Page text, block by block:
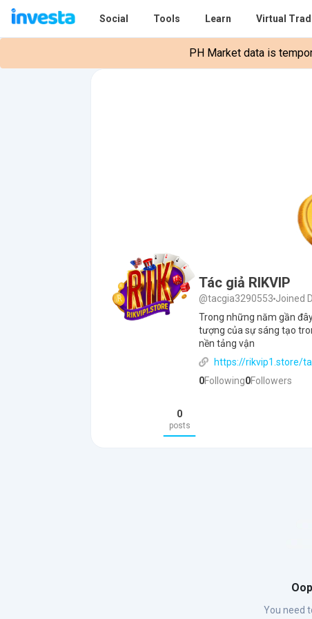
Social Tools Learn Virtual
PH Market data is
Tác giả RIKVIP
@tacgia3290553 Joined
Trong những năm gần
tượng của sự sáng tạo
nền tảng vận
https://rikvip1.store/
0Following0Followers
0
posts
You need